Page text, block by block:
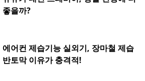
좋을까?
에어컨 제습기능 실외기, 장마철 제습
반토막 이유가 충격적!